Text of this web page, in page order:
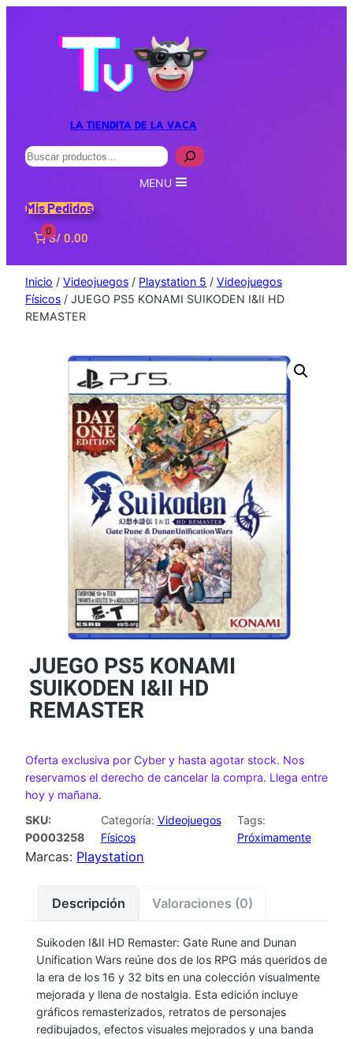
LA TIENDITA DE LA VACA
Buscar
MENU
Mis Pedidos
0
S/ 0.00
Inicio / Videojuegos / Playstation 5 / Videojuegos
Físicos / JUEGO PS5 KONAMI SUIKODEN I&II HD
REMASTER
JUEGO PS5 KONAMI
SUIKODEN I&II HD
REMASTER
Oferta exclusiva por Cyber y hasta agotar stock. Nos
reservamos el derecho de cancelar la compra. Llega entre
hoy y mañana.
SKU:
P0003258
Categoría: Videojuegos
Físicos
Tags:
Próximamente
Marcas: Playstation
Descripción Valoraciones (0)
Suikoden I&II HD Remaster: Gate Rune and Dunan
Unification Wars reúne dos de los RPG más queridos de
la era de los 16 y 32 bits en una colección visualmente
mejorada y llena de nostalgia. Esta edición incluye
gráficos remasterizados, retratos de personajes
redibujados, efectos visuales mejorados y una banda